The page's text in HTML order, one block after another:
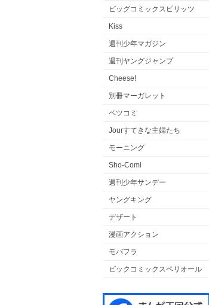
ビッグコミックスピリッツ
Kiss
週刊少年マガジン
週刊ヤングジャンプ
Cheese!
別冊マーガレット
ベツコミ
Jourすてきな主婦たち
モーニング
Sho-Comi
週刊少年サンデー
ヤングキング
デザート
漫画アクション
モバフラ
ビックコミックスペリオール